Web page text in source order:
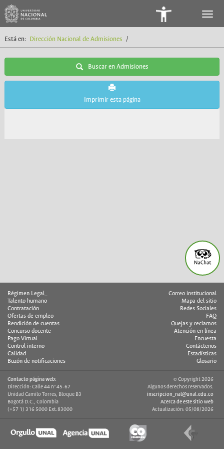
Accesibilidad
Está en: Dirección Nacional de Admisiones /
Buscar en Admisiones
Imprimir esta página
Régimen Legal_
Talento humano
Contratación
Ofertas de empleo
Rendición de cuentas
Concurso docente
Pago Virtual
Control interno
Calidad
Buzón de notificaciones
Correo institucional
Mapa del sitio
Redes Sociales
FAQ
Quejas y reclamos
Atención en línea
Encuesta
Contáctenos
Estadísticas
Glosario
Contacto página web:
Dirección: Calle 44 nº 45-67
Unidad Camilo Torres, Bloque B3
Bogotá D.C., Colombia
(+57 1) 316 5000 Ext.83000
© Copyright 2026
Algunos derechos reservados.
inscripcion_nal@unal.edu.co
Acerca de este sitio web
Actualización: 05/08/2026